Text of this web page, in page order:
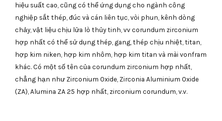
hiệu suất cao, cũng có thể ứng dụng cho ngành công
nghiệp sắt thép, đúc và cán liên tục, vòi phun, kênh dòng
chảy, vật liệu chịu lửa lò thủy tinh, vv corundum zirconium
hợp nhất có thể sử dụng thép, gang, thép chịu nhiệt, titan,
hợp kim niken, hợp kim nhôm, hợp kim titan và mài vonfram
khác. Có một số tên của corundum zirconium hợp nhất,
chẳng hạn như Zirconium Oxide, Zirconia Aluminium Oxide
(ZA), Alumina ZA 25 hợp nhất, zirconium corundum, v.v.